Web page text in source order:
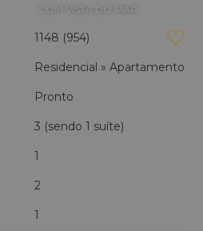
COM VISTA DO MAR
1148 (954)
Residencial » Apartamento
Pronto
3 (sendo 1 suíte)
1
2
1